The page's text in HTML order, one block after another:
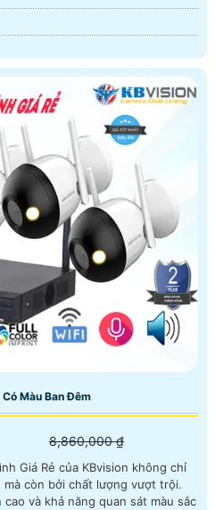
Màu Ban Đêm
8,860,000 ₫
Giá Rẻ của KBvision không chỉ
còn bởi chất lượng vượt trội.
và khả năng quan sát màu sắc